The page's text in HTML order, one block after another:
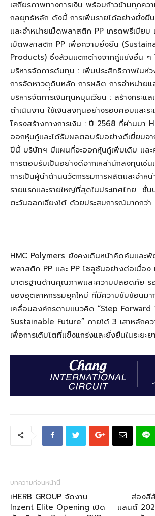
เสถียรภาพทางการเงิน พร้อมก้าวข้ามทุกค
กลยุทธ์หลัก ดังนี้ การเพิ่มรายได้อย่างยั่งยื
และจำหน่ายเม็ดพลาสติก PP เกรดพรีเมีย
เม็ดพลาสติก PP เพื่อความยั่งยืน
Products) ซึ่งล้วนแตกต่างจากคู่แข่งอื่น ๆ
บริหารจัดการต้นทุน : เพิ่มประสิทธิภาพในห่
การจัดหาวตุุดิบหลัก การผลิต การจำหน่ายแ
บริหารจัดการเงินทุนหมุนเวียน : สร้างกระแส
ดำเนินงาน ใช้เงินลงทุนอย่างรอบคอบและร
โครงสร้างทางการเงิน : ปี 2568 ที่ผ่านมา
ออกหุ้นกู้และได้รับผลตอบรับอย่างดีเยี่ยมจ
ปีนี้ บริษัทฯ มีแผนที่จะออกหุ้นกู้เพิ่มเติม และ
การตอบรับเป็นอย่างดีจากเหล่านักลงทุนเช่
การเป็นผู้นำด้านนวัตกรรมการผลิตและจำห
รายแรกและรายใหญ่ที่สุดในประเทศไทย ชั้น
ตะวันออกเฉียงใต้ ด้วยประสบการณ์มากกว่
HMC Polymers ยังคงเดินหน้าคิดค้นและ
พลาสติก PP และ PP โซลูชันอย่างต่อเนื่อง
มาตรฐานด้านคุณภาพและความปลอดภัย ร
ของอุตสาหกรรมยุคใหม่ ที่มีความซับซ้อนม
เคลื่อนองค์กรตามแนวคิด “Step Forward
Sustainable Future” ภายใต้ 3 เสาหลักค
เพื่อการเติบโตที่แข็งแกร่งและยั่งยืนในระยะย
บทความก่อนหน้านี้
iHERB GROUP จัดงาน
Inzent Elite Opening เปิด
ส่องสี
แลนด์